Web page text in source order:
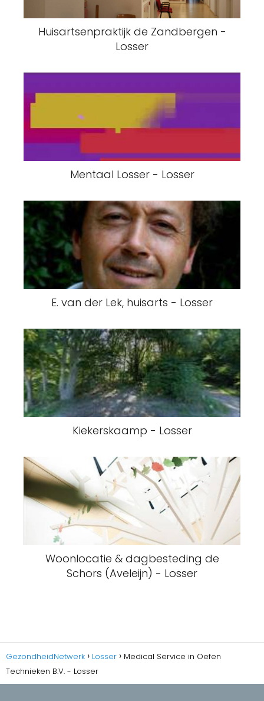
Huisartsenpraktijk de Zandbergen -
Losser
Mentaal Losser - Losser
E. van der Lek, huisarts - Losser
Kiekerskaamp - Losser
Woonlocatie & dagbesteding de
Schors (Aveleijn) - Losser
GezondheidNetwerk Losser
Medical Service in Oefen
Technieken B.V. - Losser